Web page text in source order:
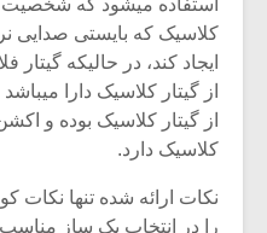
استفاده میشود که
کلاسیک که بایستی صدایی
ایجاد کند، در حالیکه
از گیتار کلاسیک دارا
از گیتار کلاسیک بوده و
کلاسیک دارد.
نکات ارائه شده تنها نکات
را در انتخاب یک ساز مناسب